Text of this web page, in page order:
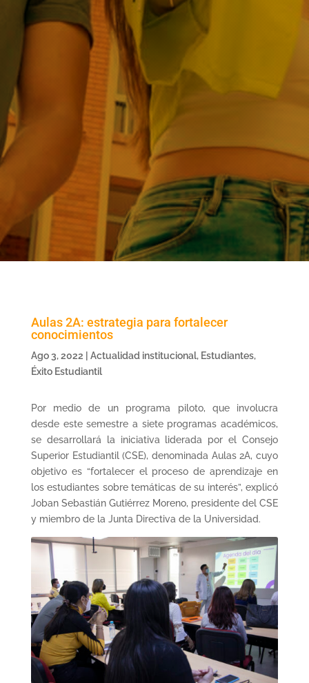
Aulas 2A: estrategia para fortalecer
conocimientos
Ago 3, 2022 Actualidad institucional, Estudiantes,
Éxito Estudiantil
Por medio de un programa piloto, que involucra
desde este semestre a siete programas académicos,
se desarrollará la iniciativa liderada por el Consejo
Superior Estudiantil (CSE), denominada Aulas 2A, cuyo
objetivo es “fortalecer el proceso de aprendizaje en
los estudiantes sobre temáticas de su interés”, explicó
Joban Sebastián Gutiérrez Moreno, presidente del CSE
y miembro de la Junta Directiva de la Universidad.